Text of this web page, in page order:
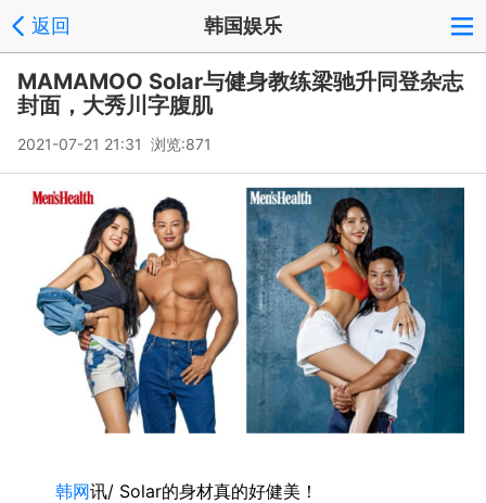
返回 韩国娱乐
MAMAMOO Solar与健身教练梁驰升同登杂志
封面，大秀川字腹肌
2021-07-21 21:31 浏览:871
韩网讯/ Solar的身材真的好健美！